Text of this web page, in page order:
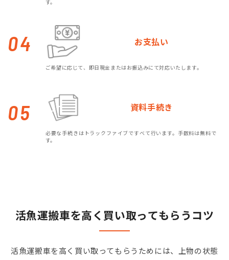
す。
04 お支払い
ご希望に応じて、即日現金またはお振込みにて対応いたします。
05 資料手続き
必要な手続きはトラックファイブですべて行います。手数料は無料で
す。
活魚運搬車を高く買い取ってもらうコツ
活魚運搬車を高く買い取ってもらうためには、上物の状態